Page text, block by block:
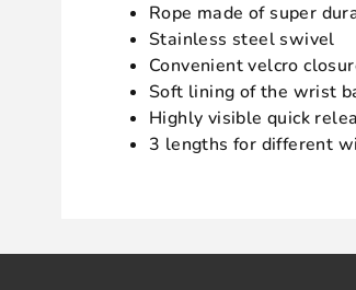
Rope made of super
Stainless steel swivel
Convenient velcro
Soft lining of the wrist
Highly visible quick
3 lengths for different